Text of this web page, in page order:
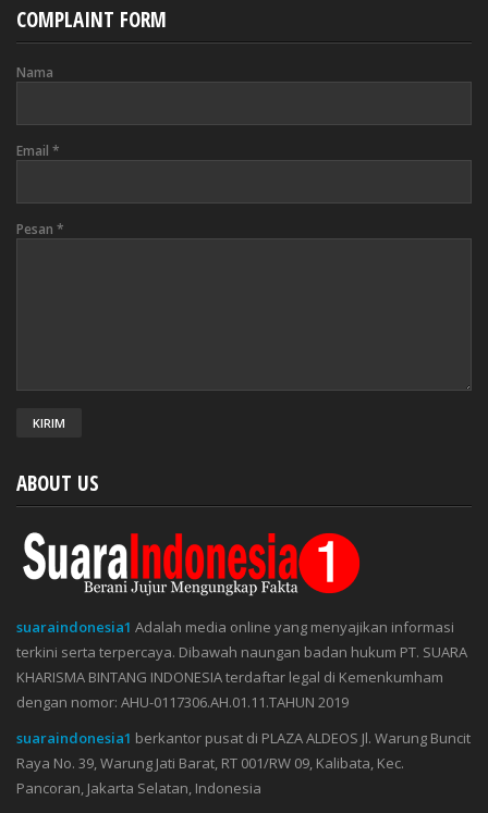
COMPLAINT FORM
Nama
Email *
Pesan *
ABOUT US
suaraindonesia1 Adalah media online yang menyajikan informasi
terkini serta terpercaya. Dibawah naungan badan hukum PT. SUARA
KHARISMA BINTANG INDONESIA terdaftar legal di Kemenkumham
dengan nomor: AHU-0117306.AH.01.11.TAHUN 2019
suaraindonesia1 berkantor pusat di PLAZA ALDEOS Jl. Warung Buncit
Raya No. 39, Warung Jati Barat, RT 001/RW 09, Kalibata, Kec.
Pancoran, Jakarta Selatan, Indonesia